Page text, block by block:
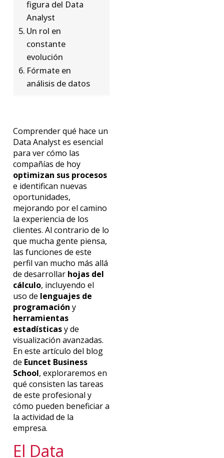
figura del Data
Analyst
Un rol en
constante
evolución
Fórmate en
análisis de datos
Comprender qué hace un
Data Analyst es esencial
para ver cómo las
compañías de hoy
optimizan sus procesos
e identifican nuevas
oportunidades,
mejorando por el camino
la experiencia de los
clientes. Al contrario de lo
que mucha gente piensa,
las funciones de este
perfil van mucho más allá
de desarrollar hojas del
cálculo, incluyendo el
uso de lenguajes de
programación y
herramientas
estadísticasy de
visualización avanzadas.
En este artículo del blog
de Euncet Business
School, exploraremos en
qué consisten las tareas
de este profesional y
cómo pueden beneficiar a
la actividad de la
empresa.
El Data